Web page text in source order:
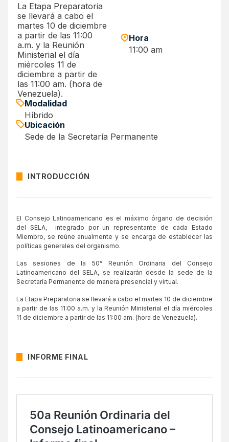
La Etapa Preparatoria
se llevará a cabo el
martes 10 de diciembre
a partir de las 11:00
a.m. y la Reunión
Ministerial el día
miércoles 11 de
diciembre a partir de
las 11:00 am. (hora de
Venezuela).
Hora
11:00 am
Modalidad
Híbrido
Ubicación
Sede de la Secretaría Permanente
INTRODUCCIÓN
El Consejo Latinoamericano es el máximo órgano de decisión
del SELA, integrado por un representante de cada Estado
Miembro, se reúne anualmente y se encarga de establecer las
políticas generales del organismo.
Las sesiones de la 50° Reunión Ordinaria del Consejo
Latinoamericano del SELA, se realizarán desde la sede de la
Secretaría Permanente de manera presencial y virtual.
La Etapa Preparatoria se llevará a cabo el martes 10 de diciembre
a partir de las 11:00 a.m. y la Reunión Ministerial el día miércoles
11 de diciembre a partir de las 11:00 am. (hora de Venezuela).
INFORME FINAL